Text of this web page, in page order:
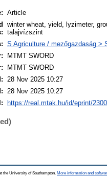
Article
winter wheat, yield, lyzimeter,
talajvízszint
S Agriculture / mezőgazdaság >
MTMT SWORD
MTMT SWORD
28 Nov 2025 10:27
28 Nov 2025 10:27
https://real.mtak.hu/id/eprint/
the University of Southampton. More information and